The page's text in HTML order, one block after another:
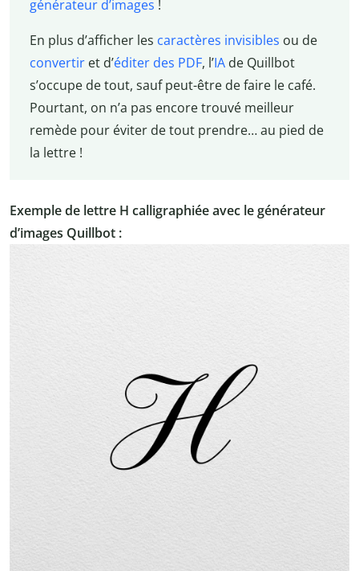
générateur d’images !
En plus d’afficher les caractères invisibles ou de
convertiret d’éditer des PDF, l’IAde Quillbot
s’occupe de tout, sauf peut-être de faire le café.
Pourtant, on n’a pas encore trouvé meilleur
remède pour éviter de tout prendre… au pied de
la lettre !
Exemple de lettre H calligraphiée avec le générateur
d’images Quillbot :